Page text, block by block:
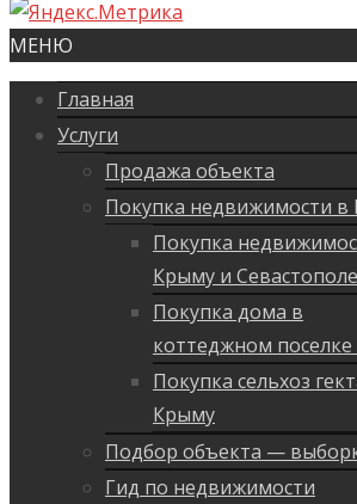
МЕНЮ
Главная
Услуги
Продажа объекта
Покупка недвижимости в
Покупка
Крыму и Севастополе
Покупка дома в
коттеджном
Покупка сельхоз
Крыму
Подбор объекта —
Гид по недвижимости